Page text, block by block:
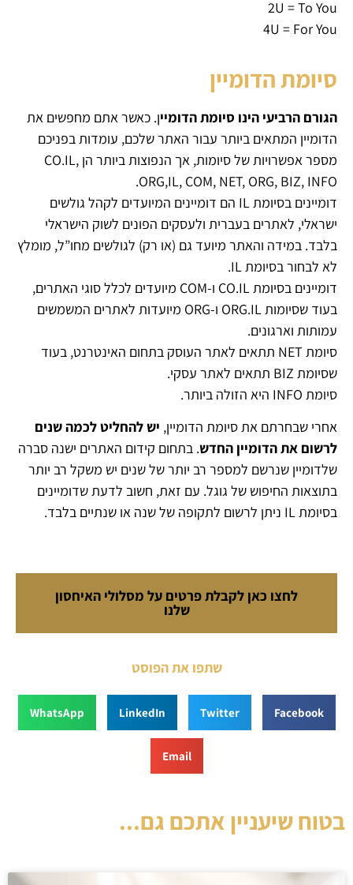
2U = To You
4U = For You
סיומת הדומיין
הגורם הרביעי הינו סיומת הדומיין. כאשר אתם מחפשים את
הדומיין המתאים ביותר עבור האתר שלכם, עומדות בפניכם
מספר אפשרויות של סיומות, אך הנפוצות ביותר הן CO.IL,
ORG,IL, COM, NET, ORG, BIZ, INFO.
דומיינים בסיומת IL הם דומיינים המיועדים לקהל גולשים
ישראלי, לאתרים בעברית ולעסקים הפונים לשוק הישראלי
בלבד. במידה והאתר מיועד גם (או רק) לגולשים מחו”ל, מומלץ
לא לבחור בסיומת IL.
דומיינים בסיומת CO.IL ו-COM מיועדים לכלל סוגי האתרים,
בעוד שסיומות ORG.IL ו-ORG מיועדות לאתרים המשמשים
עמותות וארגונים.
סיומת NET תתאים לאתר העוסק בתחום האינטרנט, בעוד
שסיומת BIZ תתאים לאתר עסקי.
סיומת INFO היא הזולה ביותר.
אחרי שבחרתם את סיומת הדומיין, יש להחליט לכמה שנים
לרשום את הדומיין החדש. בתחום קידום האתרים ישנה סברה
שלדומיין שנרשם למספר רב יותר של שנים יש משקל רב יותר
בתוצאות החיפוש של גוגל. עם זאת, חשוב לדעת שדומיינים
בסיומת IL ניתן לרשום לתקופה של שנה או שנתיים בלבד.
לחצו כאן לקבלת פרטים על מסלולי האיחסון
שלנו
שתפו את הפוסט
Facebook
Twitter
LinkedIn
WhatsApp
Email
בטוח שיעניין אתכם גם...